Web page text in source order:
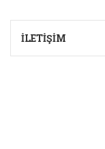
İLETİŞİM